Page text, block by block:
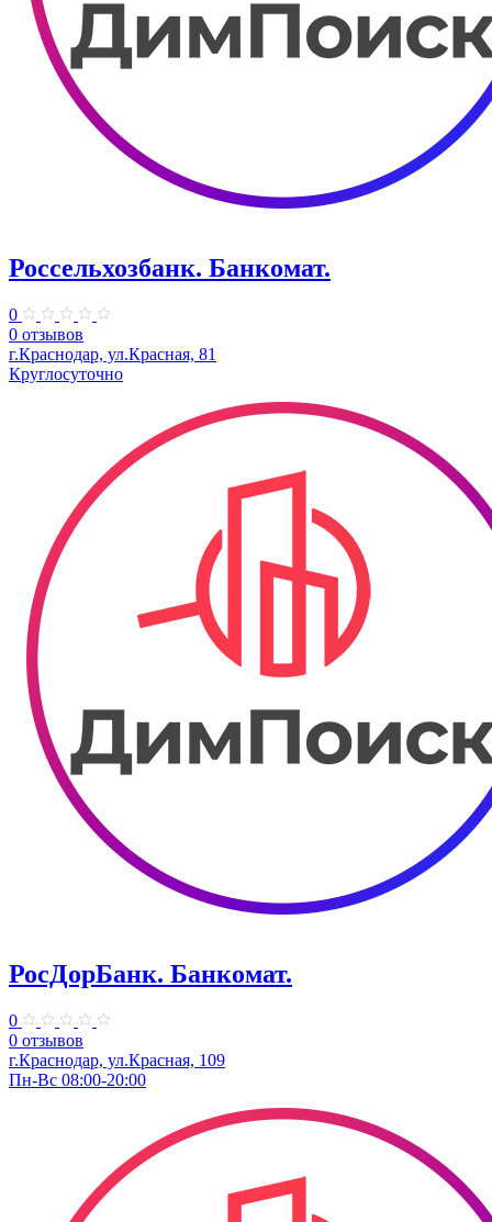
Россельхозбанк. Банкомат.
0
0 отзывов
г.Краснодар, ул.Красная, 81
Круглосуточно
РосДорБанк. ​Банкомат.
0
0 отзывов
г.Краснодар, ул.Красная, 109
Пн-Вс 08:00-20:00